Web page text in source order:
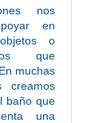
nos
en
o
que
muchas
creamos
baño que
una